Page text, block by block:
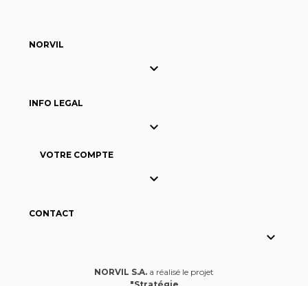
NORVIL

INFO LEGAL

VOTRE COMPTE

CONTACT

NORVIL S.A. a réalisé le projet